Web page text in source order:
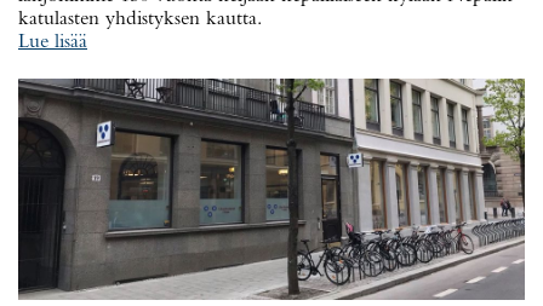
katulasten yhdistyksen kautta.
Lue lisää